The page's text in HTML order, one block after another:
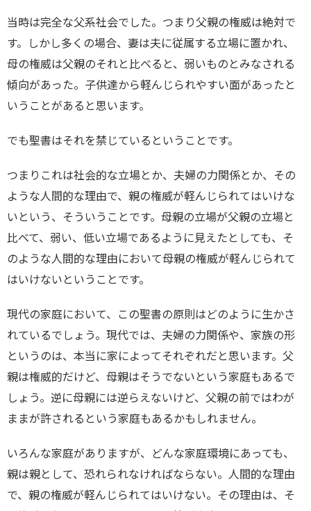
当時は完全な父系社会でした。つまり父親の権威は絶対で
す。しかし多くの場合、妻は夫に従属する立場に置かれ、
母の権威は父親のそれと比べると、弱いものとみなされる
傾向があった。子供達から軽んじられやすい面があったと
いうことがあると思います。
でも聖書はそれを禁じているということです。
つまりこれは社会的な立場とか、夫婦の力関係とか、その
ような人間的な理由で、親の権威が軽んじられてはいけな
いという、そういうことです。母親の立場が父親の立場と
比べて、弱い、低い立場であるように見えたとしても、そ
のような人間的な理由において母親の権威が軽んじられて
はいけないということです。
現代の家庭において、この聖書の原則はどのように生かさ
れているでしょう。現代では、夫婦の力関係や、家族の形
というのは、本当に家によってそれぞれだと思います。父
親は権威的だけど、母親はそうでないという家庭もあるで
しょう。逆に母親には逆らえないけど、父親の前ではわが
ままが許されるという家庭もあるかもしれません。
いろんな家庭がありますが、どんな家庭環境にあっても、
親は親として、恐れられなければならない。人間的な理由
で、親の権威が軽んじられてはいけない。その理由は、そ